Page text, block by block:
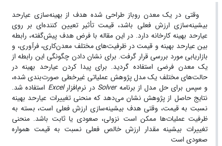
وقتی در یک معدن روباز طراحی شده هدف از بهینه‌سازی عیارحد
بیشینه‌سازی ارزش فعلی باشد، قیمت تأثیر تعیین کننده‌ای بر روی
عیارحد بهینه کارخانه دارد. در این مقاله با فرض هدف پیش‌گفته، رابطه
بین عیارحد بهینه و قیمت در ظرفیت‌های مختلف معدن‌کاری، فرآوری، و
بازاریابی مورد بررسی قرار گرفت. برای نشان دادن چگونگی این رابطه از
یک معدن فرضی استفاده گردید. برای پیدا کردن عیارحد بهینه در
حالت‌های مختلف یک مدل پژوهش عملیاتی غیرخطی صورت‌بندی شده،
و سپس برای حل مدل از برنامهSolver در نرم‌افزارExcel استفاده شد.
نتایج حاصل از پژوهش نشان می‌دهد که منحنی تغییرات عیارحد بهینه
نسبت به قیمت، وقتی هدف بیشینه‌سازی ارزش فعلی است، بسته به
ظرفیت عملیات‌ها ممکن است نزولی، صعودی یا ثابت باشد. منحنی
تغییرات بیشینه مقدار ارزش خالص فعلی نسبت به قیمت همواره
صعودی است